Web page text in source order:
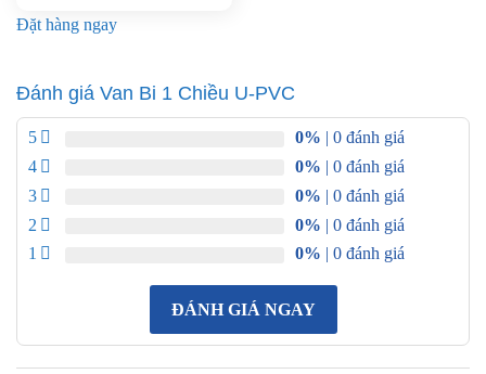
Đặt hàng ngay
Đánh giá Van Bi 1 Chiều U-PVC
5 0% | 0 đánh giá
4
0% | 0 đánh giá
3
0% | 0 đánh giá
2
0% | 0 đánh giá
1
0% | 0 đánh giá
ĐÁNH GIÁ NGAY